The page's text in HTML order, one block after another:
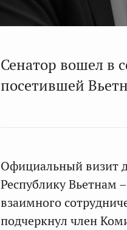
Сенатор вошел в
посетившей
Официальный визит
Республику Вьетнам
взаимного
подчеркнул член